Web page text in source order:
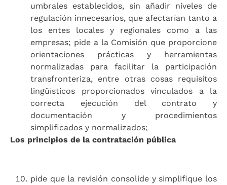
umbrales establecidos, sin añadir niveles de
regulación innecesarios, que afectarían tanto a
los entes locales y regionales como a las
empresas; pide a la Comisión que proporcione
orientaciones prácticas y herramientas
normalizadas para facilitar la participación
transfronteriza, entre otras cosas requisitos
lingüísticos proporcionados vinculados a la
correcta ejecución del contrato y
documentación y procedimientos
simplificados y normalizados;
Los principios de la contratación pública
pide que la revisión consolide y simplifique los